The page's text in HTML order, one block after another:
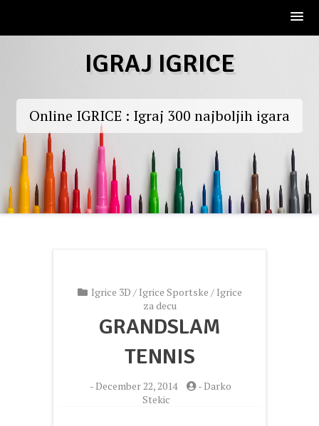
IGRAJ IGRICE
Online IGRICE : Igraj 300 najboljih igara
Igrice 3D / Igrice Sportske / Igrice
za decu
GRANDSLAM
TENNIS
-December 22, 2014 -Darko
Stekic